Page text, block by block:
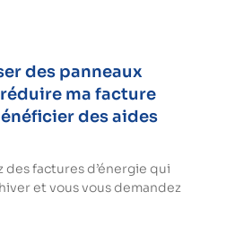
des panneaux
ma facture
des aides
des factures d’énergie qui
et vous vous demandez